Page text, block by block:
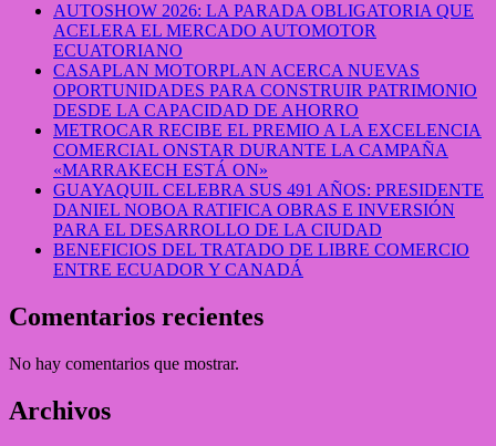
AUTOSHOW 2026: LA PARADA OBLIGATORIA QUE
ACELERA EL MERCADO AUTOMOTOR
ECUATORIANO
CASAPLAN MOTORPLAN ACERCA NUEVAS
OPORTUNIDADES PARA CONSTRUIR PATRIMONIO
DESDE LA CAPACIDAD DE AHORRO
METROCAR RECIBE EL PREMIO A LA EXCELENCIA
COMERCIAL ONSTAR DURANTE LA CAMPAÑA
«MARRAKECH ESTÁ ON»
GUAYAQUIL CELEBRA SUS 491 AÑOS: PRESIDENTE
DANIEL NOBOA RATIFICA OBRAS E INVERSIÓN
PARA EL DESARROLLO DE LA CIUDAD
BENEFICIOS DEL TRATADO DE LIBRE COMERCIO
ENTRE ECUADOR Y CANADÁ
Comentarios recientes
No hay comentarios que mostrar.
Archivos